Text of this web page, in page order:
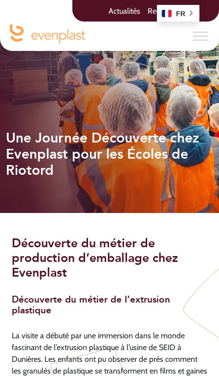
Actualités Recrutement
Une Journée Découverte chez
Evenplast pour les Écoles de
Riotord
Découverte du métier de
production d’emballage chez
Evenplast
Découverte du métier de l’extrusion
plastique
La visite a débuté par une immersion dans le monde
fascinant de l’extrusion plastique à l’usine de SEID à
Dunières. Les enfants ont pu observer de près comment
les granulés de plastique se transforment en films et gaines
FR